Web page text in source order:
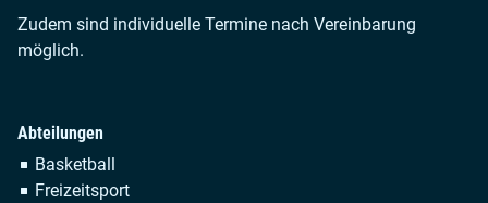
Zudem sind individuelle Termine nach Vereinbarung
möglich.
Abteilungen
Navigation
überspringen
Basketball
Freizeitsport